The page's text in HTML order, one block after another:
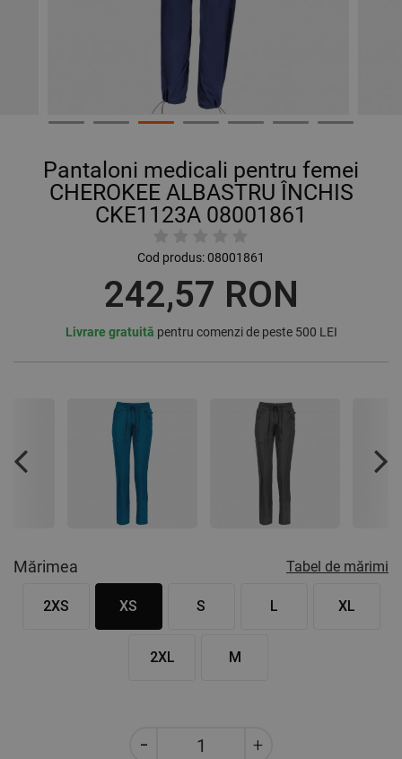
Pantaloni medicali pentru femei
CHEROKEE ALBASTRU ÎNCHIS
CKE1123A 08001861
Cod produs:08001861
242,57 RON
Livrare gratuită pentru comenzi de peste 500 LEI
Previous
Mărimea Tabel de mărimi
2XS XS S L XL
2XL M